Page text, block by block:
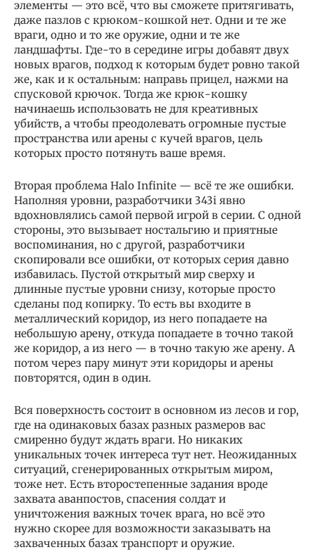
элементы — это всё, что вы сможете притягивать,
даже пазлов с крюком-кошкой нет. Одни и те же
враги, одно и то же оружие, одни и те же
ландшафты. Где-то в середине игры добавят двух
новых врагов, подход к которым будет ровно такой
же, как и к остальным: направь прицел, нажми на
спусковой крючок. Тогда же крюк-кошку
начинаешь использовать не для креативных
убийств, а чтобы преодолевать огромные пустые
пространства или арены с кучей врагов, цель
которых просто потянуть ваше время.
Вторая проблема Halo Infinite — всё те же ошибки.
Наполняя уровни, разработчики 343i явно
вдохновлялись самой первой игрой в серии. С одной
стороны, это вызывает ностальгию и приятные
воспоминания, но с другой, разработчики
скопировали все ошибки, от которых серия давно
избавилась. Пустой открытый мир сверху и
длинные пустые уровни снизу, которые просто
сделаны под копирку. То есть вы входите в
металлический коридор, из него попадаете на
небольшую арену, откуда попадаете в точно такой
же коридор, а из него — в точно такую же арену. А
потом через пару минут эти коридоры и арены
повторятся, один в один.
Вся поверхность состоит в основном из лесов и гор,
где на одинаковых базах разных размеров вас
смиренно будут ждать враги. Но никаких
уникальных точек интереса тут нет. Неожиданных
ситуаций, сгенерированных открытым миром,
тоже нет. Есть второстепенные задания вроде
захвата аванпостов, спасения солдат и
уничтожения важных точек врага, но всё это
нужно скорее для возможности заказывать на
захваченных базах транспорт и оружие.